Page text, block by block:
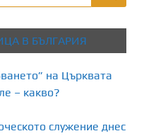
В БЪЛГАРИЯ
на Църквата
– какво?
служение днес